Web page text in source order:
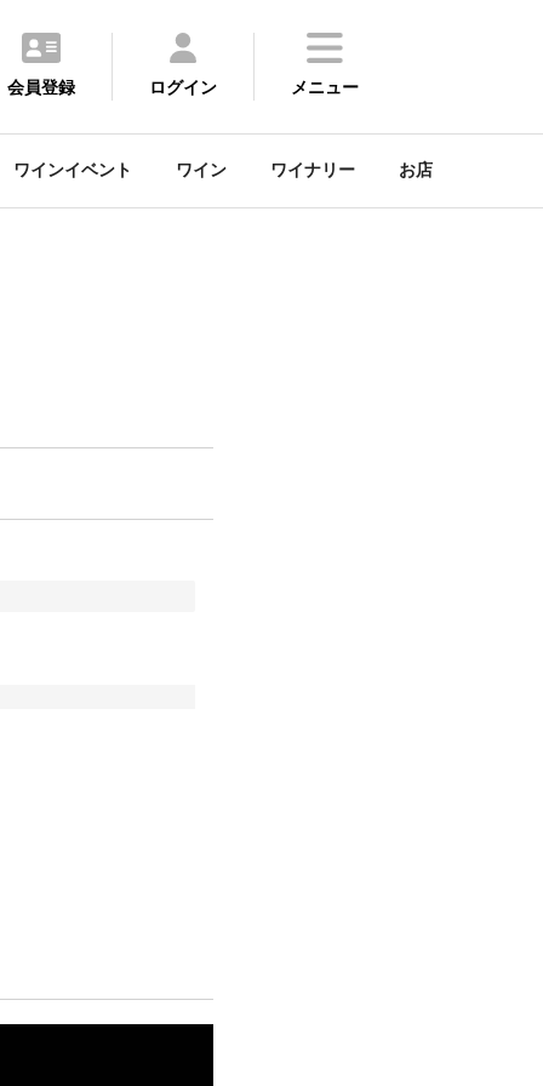
会員登録 ログイン メニュー
ワインイベント ワイン ワイナリー お店